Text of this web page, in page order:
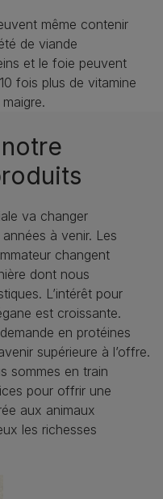
même contenir
de viande
et le foie peuvent
fois plus de vitamine
va changer
à venir. Les
changent
dont nous
L’intérêt pour
est croissante.
en protéines
supérieure à l’offre.
sommes en train
pour offrir une
aux animaux
les richesses